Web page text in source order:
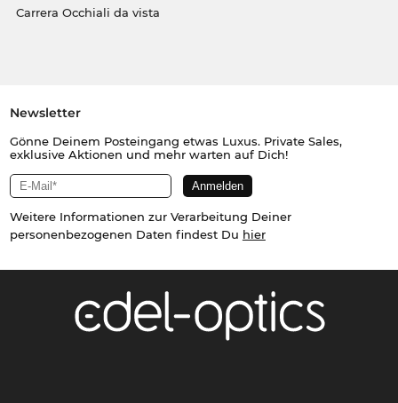
Carrera Occhiali da vista
Newsletter
Gönne Deinem Posteingang etwas Luxus. Private Sales,
exklusive Aktionen und mehr warten auf Dich!
Weitere Informationen zur Verarbeitung Deiner
personenbezogenen Daten findest Du hier